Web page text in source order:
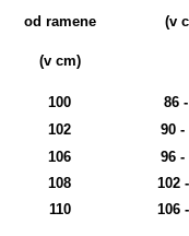
od ramene
(v cm)
(v
100
86
102
90 -
106
96 -
108
102
110 106